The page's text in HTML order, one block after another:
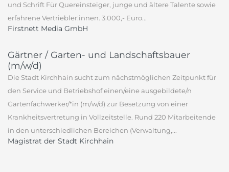
und Schrift Für Quereinsteiger, junge und ältere Talente sowie
erfahrene Vertriebler:innen. 3.000,- Euro...
Firstnett Media GmbH
Gärtner / Garten- und Landschaftsbauer
(m/w/d)
Die Stadt Kirchhain sucht zum nächstmöglichen Zeitpunkt für
den Service und Betriebshof einen/eine ausgebildete/n
Gartenfachwerker/*in (m/w/d) zur Besetzung von einer
Krankheitsvertretung in Vollzeitstelle. Rund 220 Mitarbeitende
in den unterschiedlichen Bereichen (Verwaltung,...
Magistrat der Stadt Kirchhain